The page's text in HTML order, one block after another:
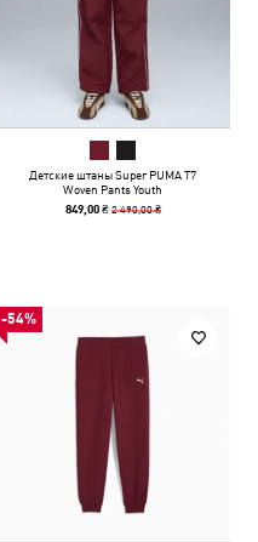
Детские штаны Super PUMA T7
Woven Pants Youth
849,00 ₴ 2 490,00 ₴
-54%